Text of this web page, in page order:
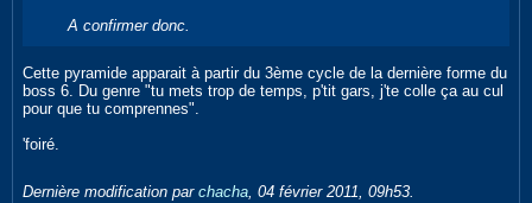
A confirmer donc.
Cette pyramide apparait à partir du 3ème cycle de la dernière forme du
boss 6. Du genre "tu mets trop de temps, p'tit gars, j'te colle ça au cul
pour que tu comprennes".
'foiré.
Dernière modification par chacha, 04 février 2011, 09h53.